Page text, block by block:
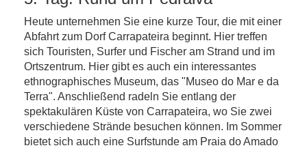
Heute unternehmen Sie eine kurze Tour, die mit einer
Abfahrt zum Dorf Carrapateira beginnt. Hier treffen
sich Touristen, Surfer und Fischer am Strand und im
Ortszentrum. Hier gibt es auch ein interessantes
ethnographisches Museum, das "Museo do Mar e da
Terra". Anschließend radeln Sie entlang der
spektakulären Küste von Carrapateira, wo Sie zwei
verschiedene Strände besuchen können. Im Sommer
bietet sich auch eine Surfstunde am Praia do Amado